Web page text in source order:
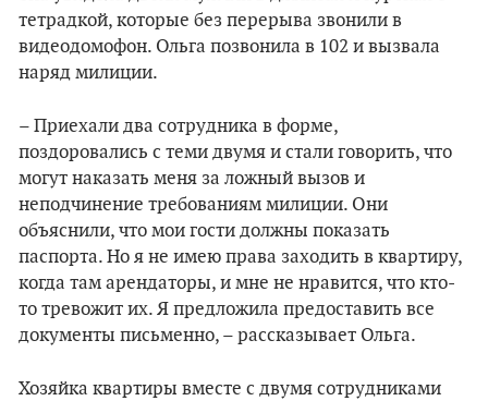
тетрадкой, которые без перерыва звонили в
видеодомофон. Ольга позвонила в 102 и вызвала
наряд милиции.
– Приехали два сотрудника в форме,
поздоровались с теми двумя и стали говорить, что
могут наказать меня за ложный вызов и
неподчинение требованиям милиции. Они
объяснили, что мои гости должны показать
паспорта. Но я не имею права заходить в квартиру,
когда там арендаторы, и мне не нравится, что кто-
то тревожит их. Я предложила предоставить все
документы письменно, – рассказывает Ольга.
Хозяйка квартиры вместе с двумя сотрудниками